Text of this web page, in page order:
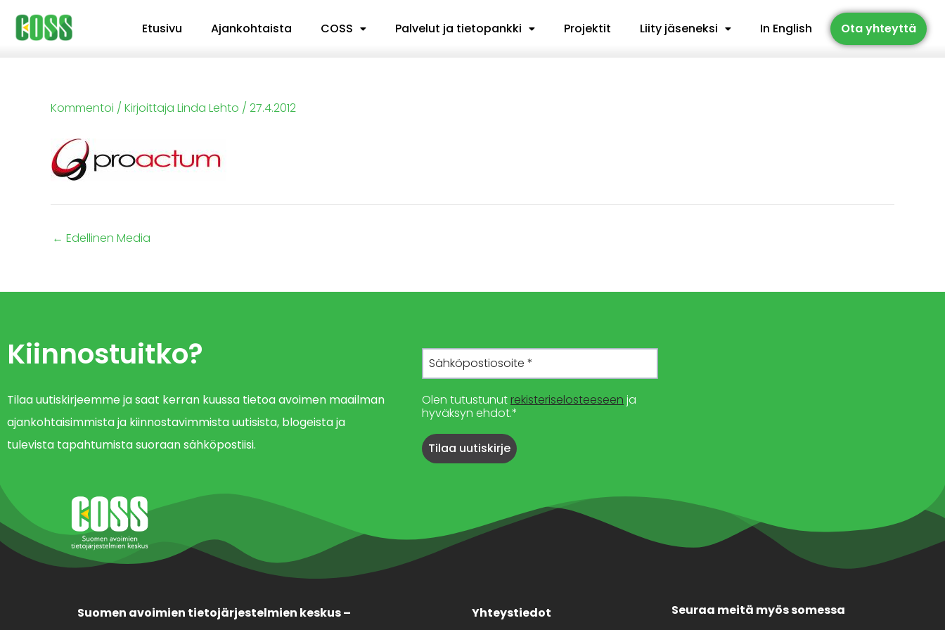
Siirry
sisältöön
Etusivu Ajankohtaista COSS Palvelut ja tietopankki Projektit Liity jäseneksi In English Ota yhteyttä
Kommentoi / Kirjoittaja Linda Lehto / 27.4.2012
← Edellinen Media
Kiinnostuitko?
Tilaa uutiskirjeemme ja saat kerran kuussa tietoa avoimen maailman
ajankohtaisimmista ja kiinnostavimmista uutisista, blogeista ja
tulevista tapahtumista suoraan sähköpostiisi.
Olen tutustunut rekisteriselosteeseen ja
hyväksyn ehdot.*
Suomen avoimien tietojärjestelmien keskus –
Yhteystiedot Seuraa meitä myös somessa